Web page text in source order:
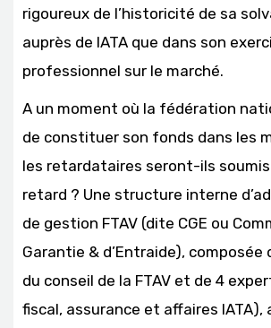
rigoureux de l’historicité de sa
auprès de IATA que dans son
professionnel sur le marché.
A un moment où la fédération
de constituer son fonds dans les
les retardataires seront-ils
retard ? Une structure interne
de gestion FTAV (dite CGE ou
Garantie & d’Entraide), composée
du conseil de la FTAV et de 4
fiscal, assurance et affaires IATA),